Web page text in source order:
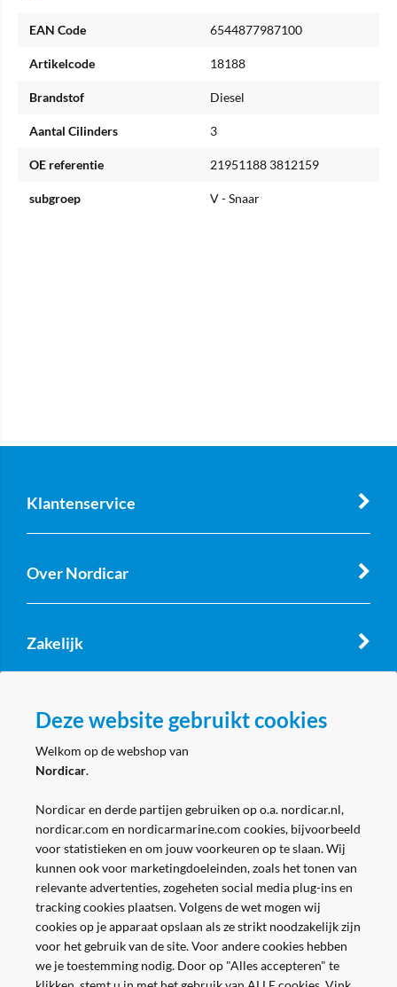
EAN Code 6544877987100
Artikelcode 18188
Brandstof Diesel
Aantal Cilinders 3
OE referentie 21951188 3812159
subgroep V - Snaar
Klantenservice
Over Nordicar
Zakelijk
Volg ons
Deze website gebruikt cookies
Welkom op de webshop van
Nordicar.
Nordicar en derde partijen gebruiken op o.a. nordicar.nl,
nordicar.com en nordicarmarine.com cookies, bijvoorbeeld
voor statistieken en om jouw voorkeuren op te slaan. Wij
kunnen ook voor marketingdoeleinden, zoals het tonen van
relevante advertenties, zogeheten social media plug-ins en
tracking cookies plaatsen. Volgens de wet mogen wij
cookies op je apparaat opslaan als ze strikt noodzakelijk zijn
voor het gebruik van de site. Voor andere cookies hebben
we je toestemming nodig. Door op "Alles accepteren" te